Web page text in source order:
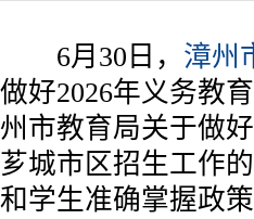
6月30日， 漳州
做好2026年义务教
州市教育局关于做
芗城市区招生工作
和学生准确掌握政